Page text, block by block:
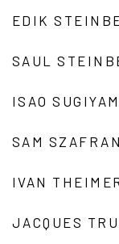
EDIK
SAUL
ISAO
SAM SZAFRAN
IVAN
JACQUES